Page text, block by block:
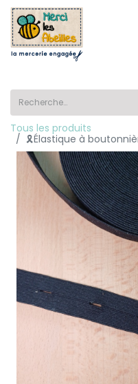
Tous les produits
🎗️Élastique à